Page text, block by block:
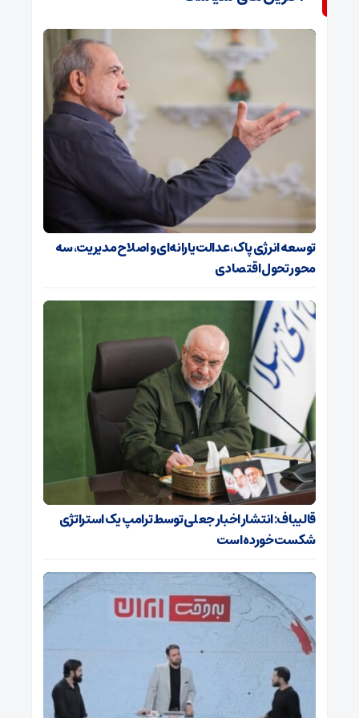
توسعه انرژی پاک، عدالت یارانه‌ای و اصلاح مدیریت، سه
محور تحول اقتصادی
قالیباف: انتشار اخبار جعلی توسط ترامپ یک استراتژی
شکست خورده است